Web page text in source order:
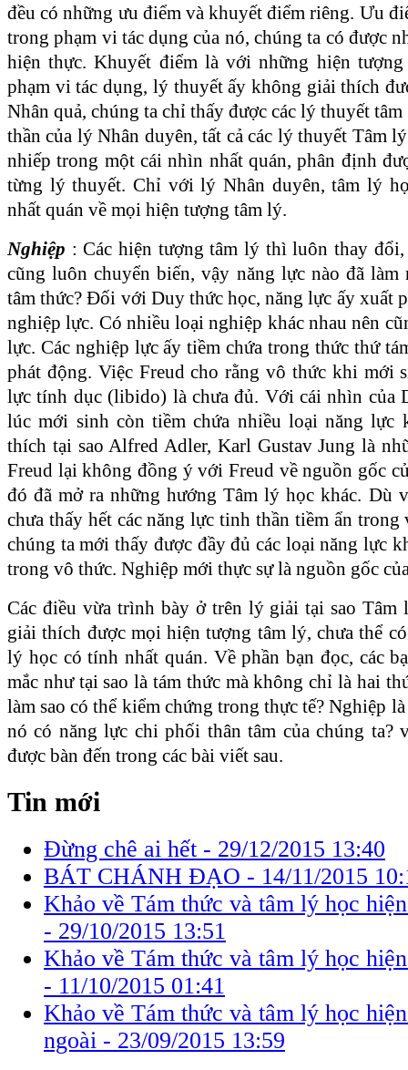
đều có những ưu điểm và khuyết điểm riêng. Ưu
trong phạm vi tác dụng của nó, chúng ta có được
hiện thực. Khuyết điểm là với những hiện tượng
phạm vi tác dụng, lý thuyết ấy không giải thích
Nhân quả, chúng ta chỉ thấy được các lý thuyết
thần của lý Nhân duyên, tất cả các lý thuyết Tâm
nhiếp trong một cái nhìn nhất quán, phân định
từng lý thuyết. Chỉ với lý Nhân duyên, tâm lý
nhất quán về mọi hiện tượng tâm lý.
Nghiệp : Các hiện tượng tâm lý thì luôn thay
cũng luôn chuyển biến, vậy năng lực nào đã làm
tâm thức? Đối với Duy thức học, năng lực ấy xuất
nghiệp lực. Có nhiều loại nghiệp khác nhau nên
lực. Các nghiệp lực ấy tiềm chứa trong thức thứ
phát động. Việc Freud cho rằng vô thức khi mới
lực tính dục (libido) là chưa đủ. Với cái nhìn của
lúc mới sinh còn tiềm chứa nhiều loại năng lực
thích tại sao Alfred Adler, Karl Gustav Jung là
Freud lại không đồng ý với Freud về nguồn gốc
đó đã mở ra những hướng Tâm lý học khác. Dù
chưa thấy hết các năng lực tinh thần tiềm ẩn
chúng ta mới thấy được đầy đủ các loại năng lực
trong vô thức. Nghiệp mới thực sự là nguồn gốc
Các điều vừa trình bày ở trên lý giải tại sao Tâm
giải thích được mọi hiện tượng tâm lý, chưa thể
lý học có tính nhất quán. Về phần bạn đọc, các
mắc như tại sao là tám thức mà không chỉ là hai
làm sao có thể kiểm chứng trong thực tế? Nghiệp
nó có năng lực chi phối thân tâm của chúng ta?
được bàn đến trong các bài viết sau.
Tin mới
Đừng chê ai hết - 29/12/2015 13:40
BÁT CHÁNH ĐẠO - 14/11/2015
Khảo về Tám thức và tâm lý học
- 29/10/2015 13:51
Khảo về Tám thức và tâm lý học
- 11/10/2015 01:41
Khảo về Tám thức và tâm lý học
ngoài - 23/09/2015 13:59